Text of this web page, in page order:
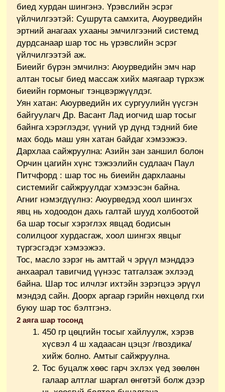
биед хурдан шингэнэ. Үрэвслийн эсрэг
үйлчилгээтэй: Сушрута самхита, Аюурведийн
эртний анагаах ухааны эмчилгээний системд
дурдсанаар шар тос нь үрэвслийн эсрэг
үйлчилгээтэй аж.
Биеийг бүрэн эмчилнэ: Аюурведийн эмч нар
алтан тосыг биед массаж хийх маягаар түрхэж
биеийн гормоныг тэнцвэржүүлдэг.
Уян хатан: Аюурведийн их сургуулийн үүсгэн
байгуулагч Др. Васант Лад иогчид шар тосыг
байнга хэрэглэдэг, үүний үр дүнд тэдний бие
мах бодь маш уян хатан байдаг хэмээжээ.
Дархлаа сайжруулна: Азийн зан заншил болон
Орчин цагийн хүнс тэжээлийн судлаач Паул
Питчфорд : шар тос нь биеийн дархлааны
системийг сайжруулдаг хэмээсэн байна.
Агниг нэмэгдүүлнэ: Аюурведэд хоол шингэх
явц нь ходоодон дахь галтай шууд холбоотой
ба шар тосыг хэрэглэх явцад бодисын
солилцоог хурдасгаж, хоол шингэх явцыг
түргэсгэдэг хэмээжээ.
Тос, масло зэрэг нь амттай ч эрүүл мэнддээ
анхаарал тавигчид үүнээс татгалзаж эхлээд
байна. Шар тос илчлэг ихтэйн зэрэгцээ эрүүл
мэндэд сайн. Доорх аргаар гэрийн нөхцөлд гхи
буюу шар тос бэлтгэнэ.
2 аяга шар тосонд
450 гр цөцгийн тосыг хайлуулж, хэрэв
хүсвэл 4 ш хадаасан цэцэг /гвоздика/
хийж болно. Амтыг сайжруулна.
Тос буцалж хөөс гарч эхлэх үед зөөлөн
галаар алтлаг шаргал өнгөтэй болж дээр